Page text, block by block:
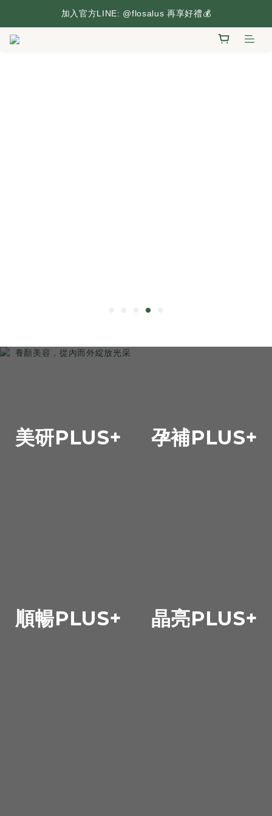
台灣本島滿2,500元享免運，搶先逛逛🛒
加入官方LINE: @flosalus 再享好禮💰
美研PLUS+ 孕補PLUS+
順暢PLUS+ 晶亮PLUS+